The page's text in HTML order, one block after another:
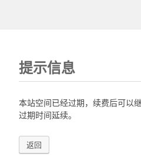
提示信息
本站空间已经过期，续费后可以
过期时间延续。
返回